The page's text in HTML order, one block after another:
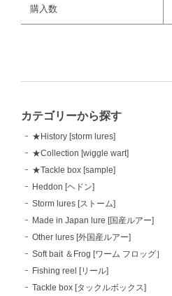
購入数
カテゴリーから探す
★History [storm lures]
★Collection [wiggle wart]
★Tackle box [sample]
Heddon [ヘドン]
Storm lures [ストーム]
Made in Japan lure [国産ルアー]
Other lures [外国産ルアー]
Soft bait ＆Frog [ワーム フロッグ］
Fishing reel [リール]
Tackle box [タックルボックス]